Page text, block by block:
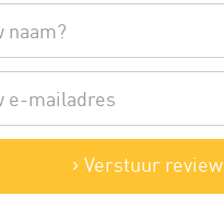
Verstuur review